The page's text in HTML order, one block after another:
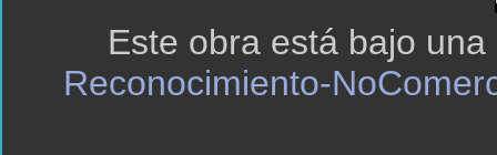
Este obra está bajo una
Reconocimiento-